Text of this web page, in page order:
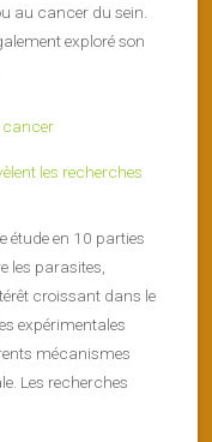
au cancer du sein.
exploré son
les recherches
étude en 10 parties
les parasites,
croissant dans le
expérimentales
mécanismes
Les recherches